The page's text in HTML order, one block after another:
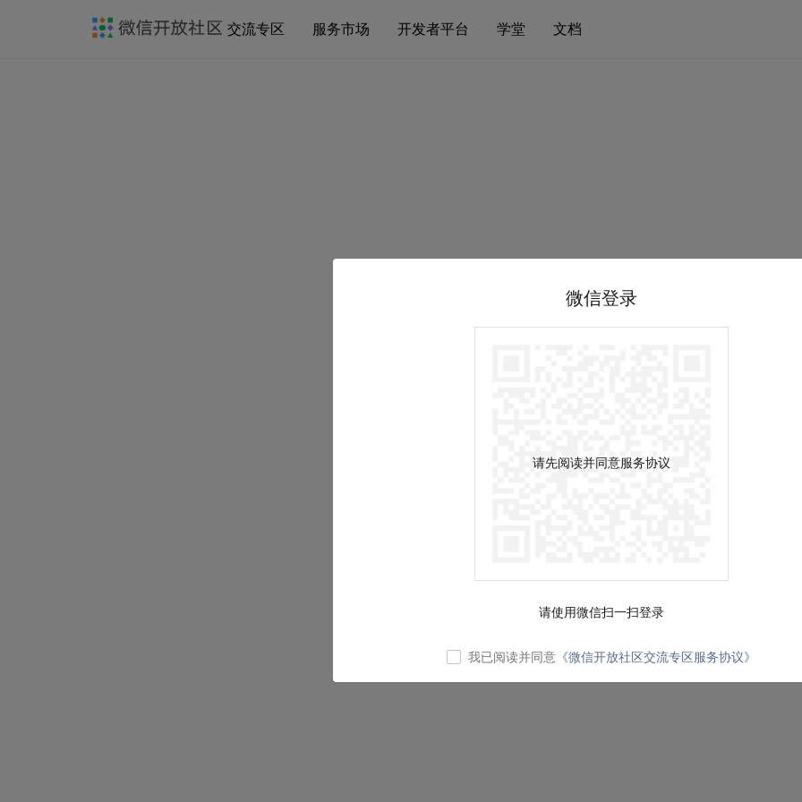
交流专区 服务市场 开发者平台 学堂 文档
微信登录
请先阅读并同意服务协议
请使用微信扫一扫登录
我已阅读并同意 《微信开放社区交流专区服务协议》